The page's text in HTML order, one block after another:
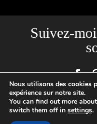
Suivez-
Site créé par l'Agence
Professionnel, N°SIRET :
Nous utilisons des cookies
expérience sur notre site.
You can find out more
switch them off in settings.